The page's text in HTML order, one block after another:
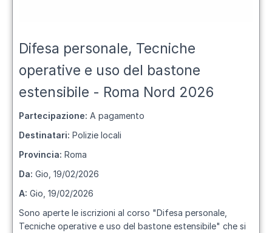
Difesa personale, Tecniche
operative e uso del bastone
estensibile - Roma Nord 2026
Partecipazione: A pagamento
Destinatari: Polizie locali
Provincia: Roma
Da: Gio, 19/02/2026
A: Gio, 19/02/2026
Sono aperte le iscrizioni al corso "Difesa personale,
Tecniche operative e uso del bastone estensibile" che si